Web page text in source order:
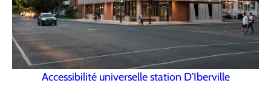
Accessibilité universelle station D’Iberville